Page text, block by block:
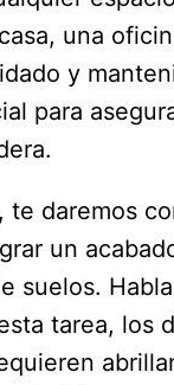
una
y
para
te daremos
un
suelos.
tarea, los